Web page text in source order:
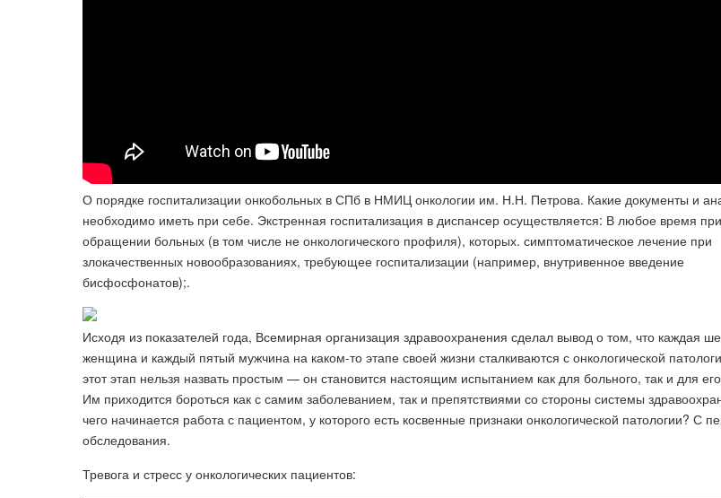
О порядке госпитализации онкобольных в СПб в НМИЦ онкологии им. Н.Н. Петрова. Какие документы и
необходимо иметь при себе. Экстренная госпитализация в диспансер осуществляется: В любое время при
обращении больных (в том числе не онкологического профиля), которых​. симптоматическое лечение при
злокачественных новообразованиях, требующее госпитализации (например, внутривенное введение
бисфосфонатов);.
Исходя из показателей года, Всемирная организация здравоохранения сделал вывод о том, что каждая
женщина и каждый пятый мужчина на каком-то этапе своей жизни сталкиваются с онкологической
этот этап нельзя назвать простым — он становится настоящим испытанием как для больного, так и для
Им приходится бороться как с самим заболеванием, так и препятствиями со стороны системы
чего начинается работа с пациентом, у которого есть косвенные признаки онкологической патологии? С
обследования.
Тревога и стресс у онкологических пациентов: